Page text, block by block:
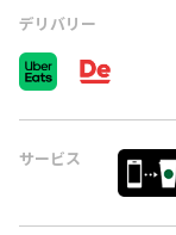
デリバリー
サービス